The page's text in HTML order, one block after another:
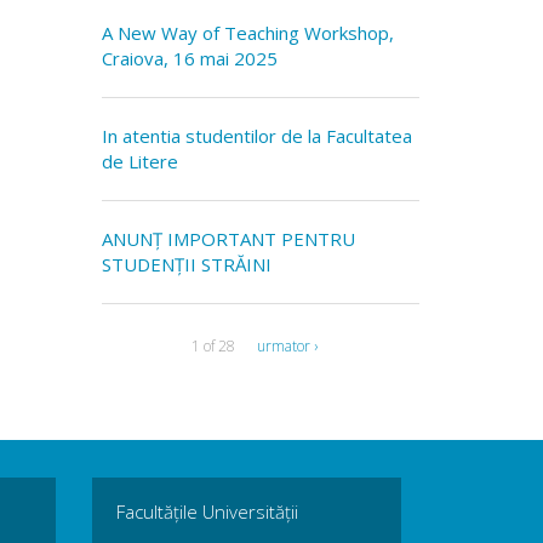
A New Way of Teaching Workshop,
Craiova, 16 mai 2025
In atentia studentilor de la Facultatea
de Litere
ANUNȚ IMPORTANT PENTRU
STUDENȚII STRĂINI
1 of 28 urmator ›
Facultățile Universității